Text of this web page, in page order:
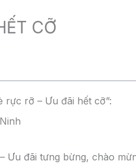
CỠ
rực rỡ – Ưu đãi hết cỡ”:
Ưu đãi tưng bừng, chào